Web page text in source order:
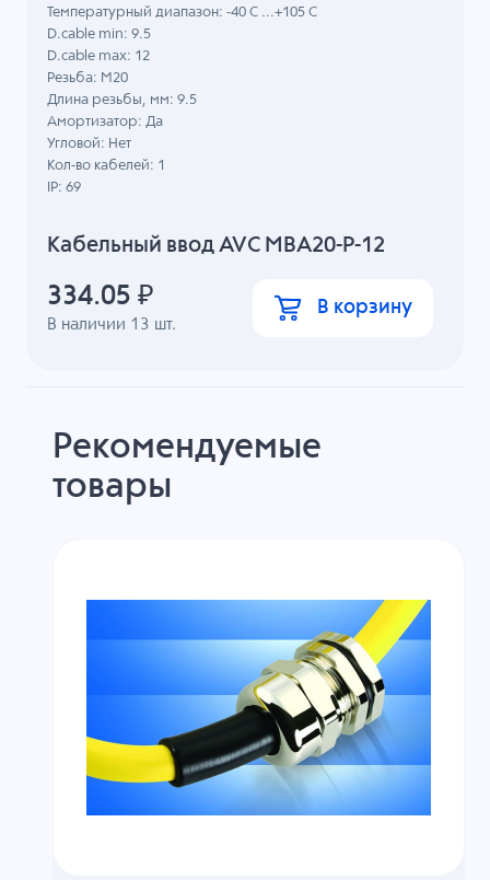
Кабельный ввод AVC MBA20-P-12
В наличии 13 шт.
Температурный диапазон: -40 C ...+105 C
D.cable min: 9.5
D.cable max: 12
Резьба: M20
Длина резьбы, мм: 9.5
Амортизатор: Да
Угловой: Нет
Кол-во кабелей: 1
IP: 69
334.05 ₽ В корзину
Рекомендуемые
товары